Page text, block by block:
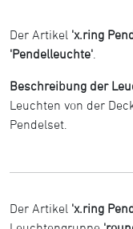
Der Artikel 'x.ring
'Pendelleuchte'
Beschreibung der
Leuchten von der
Pendelset.
Der Artikel 'x.ring